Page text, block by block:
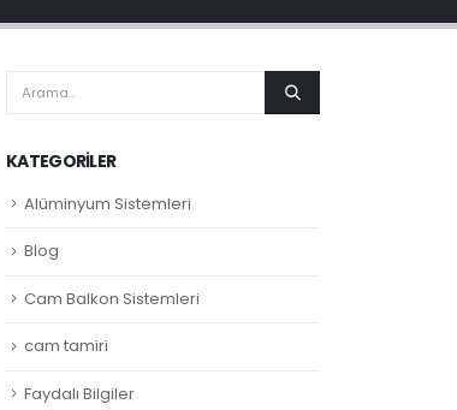
KATEGORILER
Alüminyum Sistemleri
Blog
Cam Balkon Sistemleri
cam tamiri
Faydalı Bilgiler